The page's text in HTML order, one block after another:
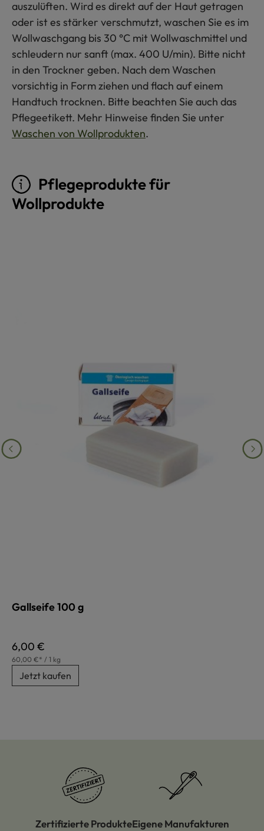
auszulüften. Wird es direkt auf der Haut getragen
oder ist es stärker verschmutzt, waschen Sie es im
Wollwaschgang bis 30 °C mit Wollwaschmittel und
schleudern nur sanft (max. 400 U/min). Bitte nicht
in den Trockner geben. Nach dem Waschen
vorsichtig in Form ziehen und flach auf einem
Handtuch trocknen. Bitte beachten Sie auch das
Pflegeetikett. Mehr Hinweise finden Sie unter
Waschen von Wollprodukten.
Pflegeprodukte für
Wollprodukte
Gallseife 100 g
Regulärer Preis:
6,00 €
60,00 €* / 1 kg
Jetzt kaufen
Zertifizierte ProdukteEigene Manufakturen